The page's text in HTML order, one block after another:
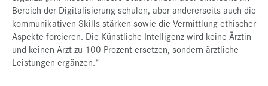
Bereich der Digitalisierung schulen, aber andererseits auch die
kommunikativen Skills stärken sowie die Vermittlung ethischer
Aspekte forcieren. Die Künstliche Intelligenz wird keine Ärztin
und keinen Arzt zu 100 Prozent ersetzen, sondern ärztliche
Leistungen ergänzen.“